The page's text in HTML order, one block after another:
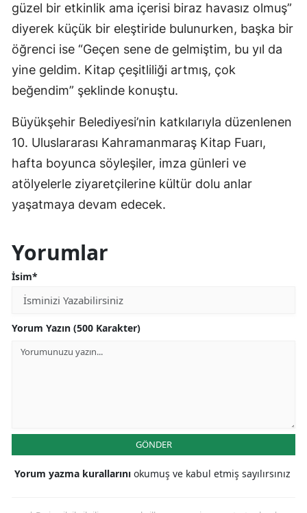
güzel bir etkinlik ama içerisi biraz havasız olmuş”
diyerek küçük bir eleştiride bulunurken, başka bir
öğrenci ise “Geçen sene de gelmiştim, bu yıl da
yine geldim. Kitap çeşitliliği artmış, çok
beğendim” şeklinde konuştu.
Büyükşehir Belediyesi’nin katkılarıyla düzenlenen
10. Uluslararası Kahramanmaraş Kitap Fuarı,
hafta boyunca söyleşiler, imza günleri ve
atölyelerle ziyaretçilerine kültür dolu anlar
yaşatmaya devam edecek.
Yorumlar
İsim*
Yorum Yazın (500 Karakter)
GÖNDER
Yorum yazma kurallarını okumuş ve kabul etmiş sayılırsınız